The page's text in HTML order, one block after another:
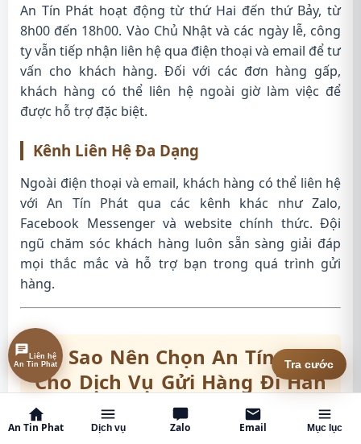
An Tín Phát hoạt động từ thứ Hai đến thứ Bảy, từ
8h00 đến 18h00. Vào Chủ Nhật và các ngày lễ, công
ty vẫn tiếp nhận liên hệ qua điện thoại và email để tư
vấn cho khách hàng. Đối với các đơn hàng gấp,
khách hàng có thể liên hệ ngoài giờ làm việc để
được hỗ trợ đặc biệt.
Kênh Liên Hệ Đa Dạng
Ngoài điện thoại và email, khách hàng có thể liên hệ
với An Tín Phát qua các kênh khác như Zalo,
Facebook Messenger và website chính thức. Đội
ngũ chăm sóc khách hàng luôn sẵn sàng giải đáp
mọi thắc mắc và hỗ trợ bạn trong quá trình gửi
hàng.
Tại Sao Nên Chọn An Tín Phát
Cho Dịch Vụ Gửi Hàng Đi Hàn
Quốc
An Tin Phat Dịch vụ Zalo Email Mục lục
Tra cước
Liên hệ
An Tin Phat